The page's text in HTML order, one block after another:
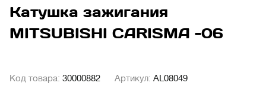
Катушка зажигания
MITSUBISHI CARISMA -06
Код товара: 30000882 Артикул: AL08049